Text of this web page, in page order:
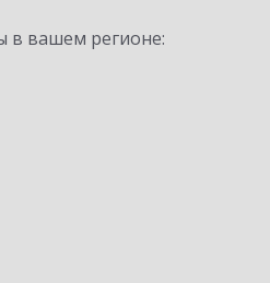
в вашем регионе: